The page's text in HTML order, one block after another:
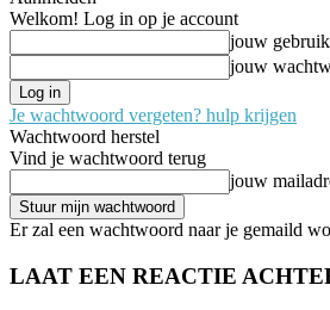
Welkom! Log in op je account
jouw
jouw
Je wachtwoord vergeten? hulp krijgen
Wachtwoord herstel
Vind je wachtwoord terug
jouw
Er zal een wachtwoord naar je gemaild
LAAT EEN REACTIE